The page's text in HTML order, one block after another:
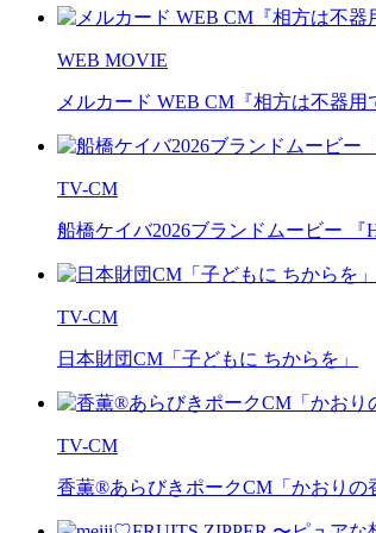
WEB MOVIE
メルカード WEB CM『相方は不器用
TV-CM
船橋ケイバ2026ブランドムービー
TV-CM
日本財団CM「子どもに ちからを」
TV-CM
香薫®あらびきポークCM「かおりの